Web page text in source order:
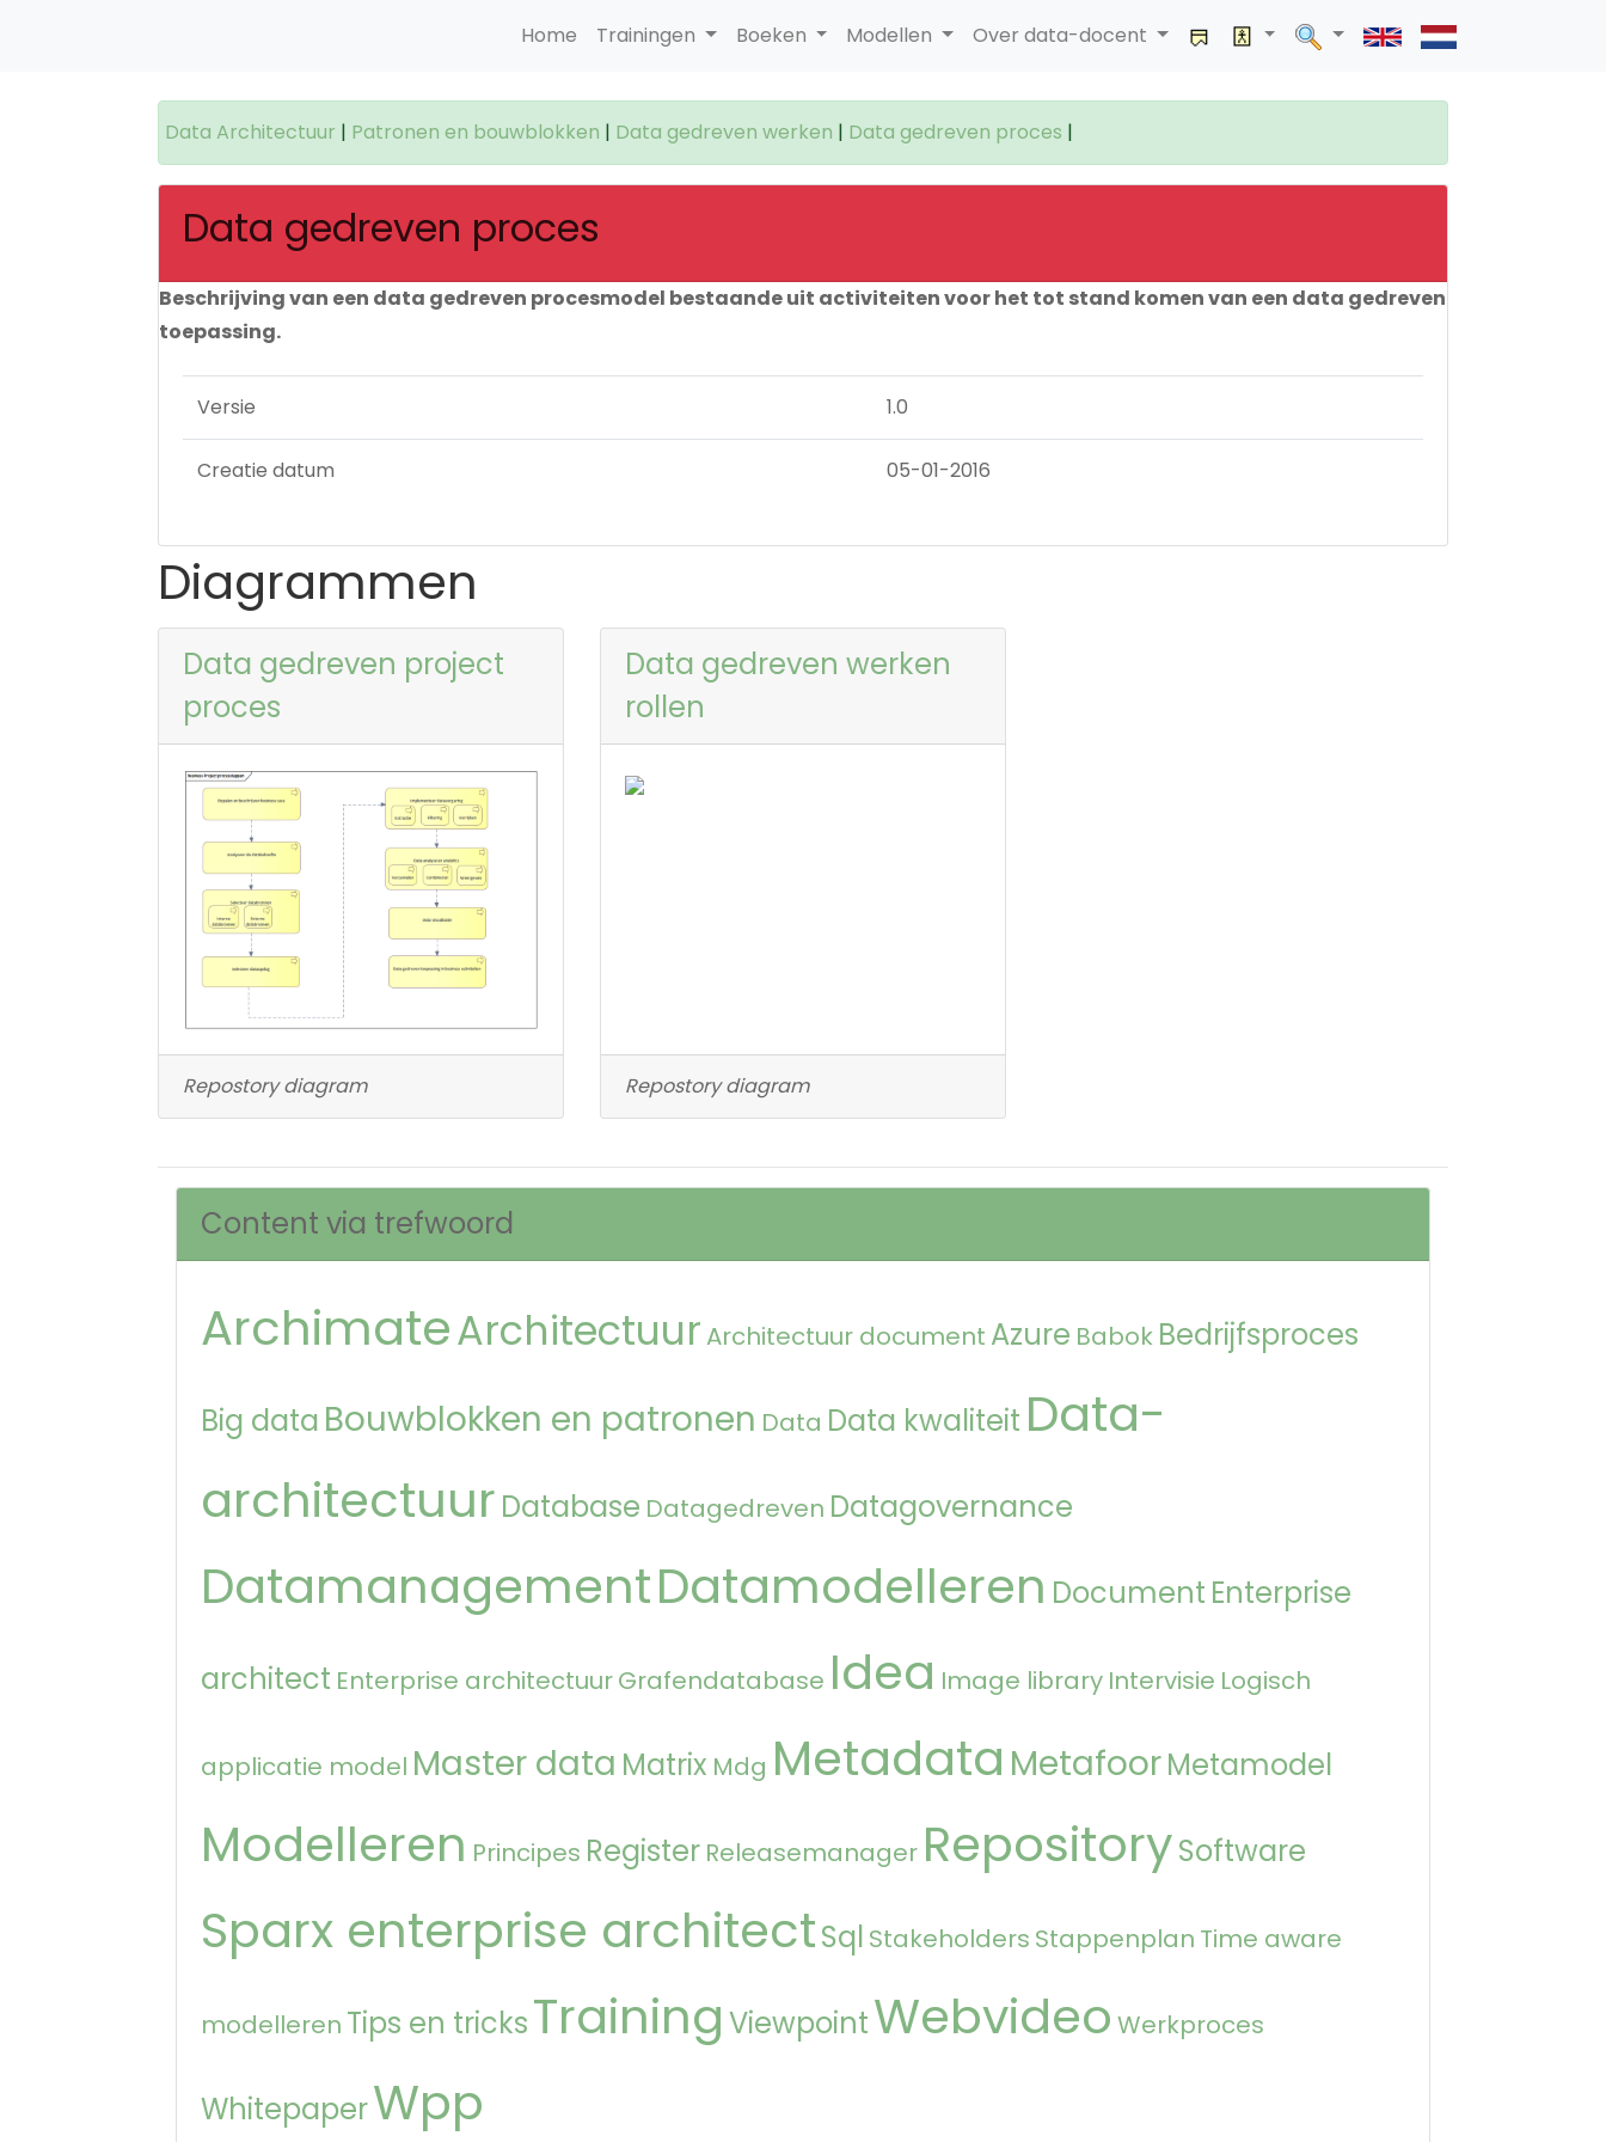
Home Trainingen Boeken Modellen Over data-docent
Data Architectuur | Patronen en bouwblokken | Data gedreven werken | Data gedreven proces |
Data gedreven proces
Beschrijving van een data gedreven procesmodel bestaande uit activiteiten voor het tot stand komen van een data gedreven
toepassing.
Versie 1.0
Creatie datum 05-01-2016
Diagrammen
Data gedreven project
proces
Repostory diagram
Data gedreven werken
rollen
Repostory diagram
Content via trefwoord
ArchimateArchitectuur Architectuur document Azure Babok Bedrijfsproces
Big data Bouwblokken en patronen Data Data kwaliteit Data-
architectuur Database Datagedreven Datagovernance
DatamanagementDatamodelleren Document Enterprise
architect Enterprise architectuurGrafendatabase Idea Image library Intervisie Logisch
applicatie model Master data Matrix Mdg Metadata MetafoorMetamodel
Modelleren Principes Register Releasemanager RepositorySoftware
Sparx enterprise architectSql Stakeholders Stappenplan Time aware
modelleren Tips en tricksTraining ViewpointWebvideo Werkproces
WhitepaperWpp